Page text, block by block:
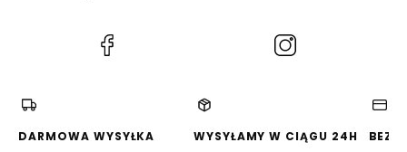
karcie)
(Otwiera
karcie)
DARMOWA WYSYŁKA
WYSYŁAMY W CIĄGU 24H